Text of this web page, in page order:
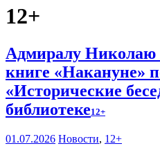
12+
Адмиралу Николаю
книге «Накануне»
«Исторические
библиотеке12+
01.07.2026 Новости, 12+